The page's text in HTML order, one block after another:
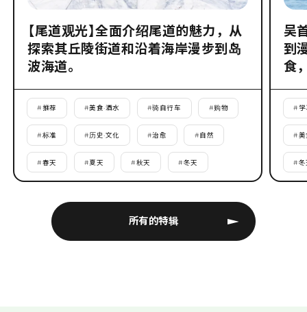
所有的特辑
【尾道观光】全面介绍尾道的魅力，从
探索其丘陵街道和沿着海岸漫步到岛
波海道。
#推荐 #美食·酒水 #骑自行车 #购物
#标准 #历史·文化 #治愈 #自然
#春天 #夏天 #秋天 #冬天
吴
到
食
# 学
#美
#冬